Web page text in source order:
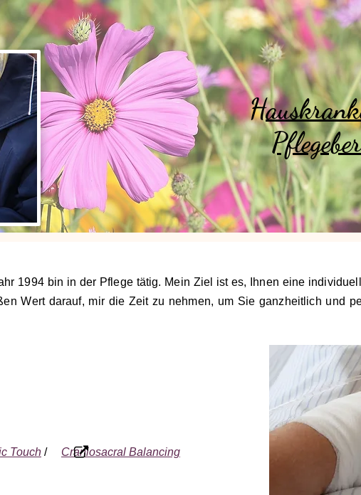
1994 bin in der Pflege tätig. Mein Ziel ist es, Ihnen eine
Wert darauf, mir die Zeit zu nehmen, um Sie ganzheitlich und
Touch / Craniosacral Balancing